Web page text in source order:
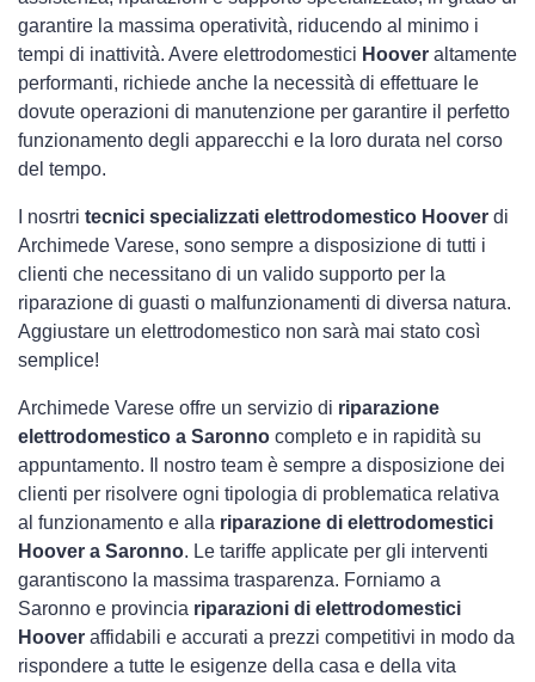
garantire la massima operatività, riducendo al minimo i
tempi di inattività. Avere elettrodomestici Hoover altamente
performanti, richiede anche la necessità di effettuare le
dovute operazioni di manutenzione per garantire il perfetto
funzionamento degli apparecchi e la loro durata nel corso
del tempo.
I nosrtri tecnici specializzati elettrodomestico Hoover di
Archimede Varese, sono sempre a disposizione di tutti i
clienti che necessitano di un valido supporto per la
riparazione di guasti o malfunzionamenti di diversa natura.
Aggiustare un elettrodomestico non sarà mai stato così
semplice!
Archimede Varese offre un servizio di riparazione
elettrodomestico a Saronno completo e in rapidità su
appuntamento. Il nostro team è sempre a disposizione dei
clienti per risolvere ogni tipologia di problematica relativa
al funzionamento e alla riparazione di elettrodomestici
Hoover a Saronno. Le tariffe applicate per gli interventi
garantiscono la massima trasparenza. Forniamo a
Saronno e provincia riparazioni di elettrodomestici
Hoover affidabili e accurati a prezzi competitivi in modo da
rispondere a tutte le esigenze della casa e della vita